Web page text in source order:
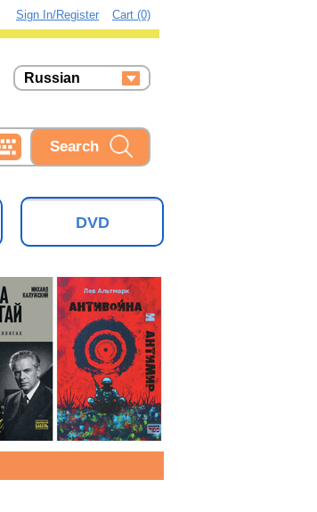
Cart (0)
Sign In/Register
Russian
Ukrainian
DVD